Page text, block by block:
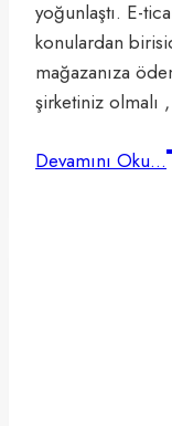
yoğunlaştı. E-
konulardan
mağazanıza
şirketiniz olmalı
Devamını Oku...